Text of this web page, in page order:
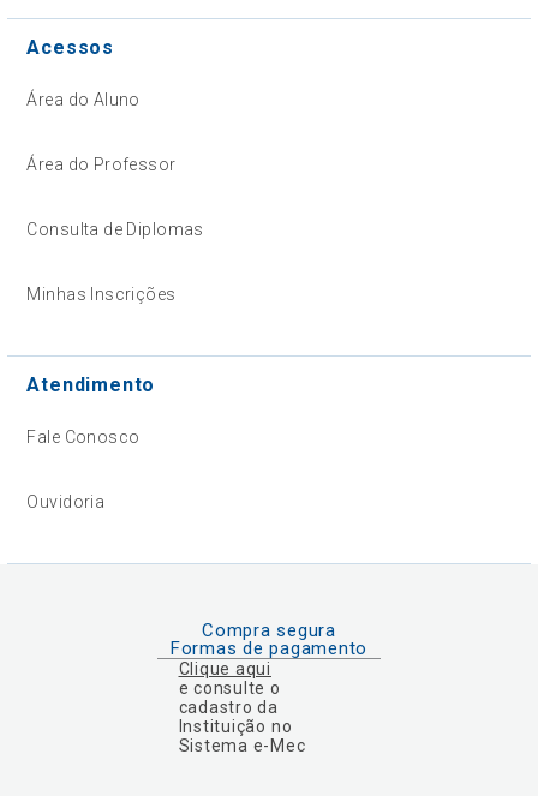
Acessos
Área do Aluno
Área do Professor
Consulta de Diplomas
Minhas Inscrições
Atendimento
Fale Conosco
Ouvidoria
Compra segura
Formas de pagamento
Clique aqui
e consulte o
cadastro da
Instituição no
Sistema e-Mec